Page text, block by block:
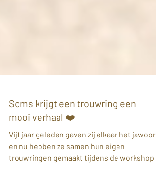
Soms krijgt een trouwring een
mooi verhaal ❤️
Vijf jaar geleden gaven zij elkaar het